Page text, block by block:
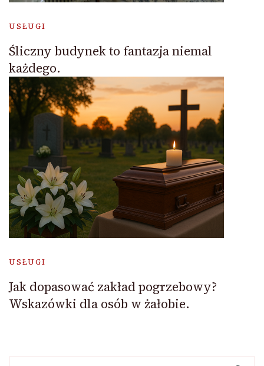
USŁUGI
Śliczny budynek to fantazja niemal
każdego.
USŁUGI
Jak dopasować zakład pogrzebowy?
Wskazówki dla osób w żałobie.